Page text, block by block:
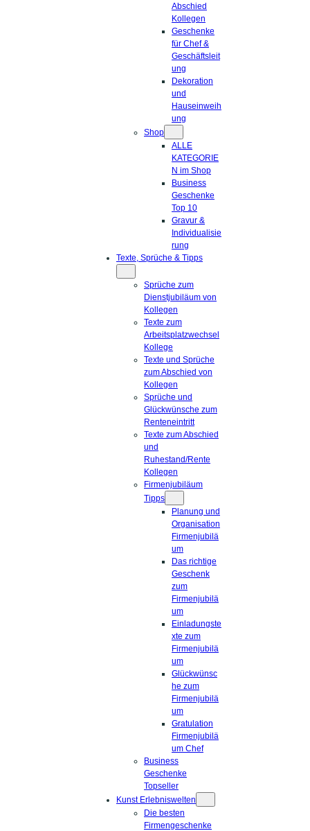
Abschied
Kollegen
Geschenke
für Chef &
Geschäftsleit
ung
Dekoration
und
Hauseinweih
ung
Shop
ALLE
KATEGORIE
N im Shop
Business
Geschenke
Top 10
Gravur &
Individualisie
rung
Texte, Sprüche & Tipps
Sprüche zum
Dienstjubiläum von
Kollegen
Texte zum
Arbeitsplatzwechsel
Kollege
Texte und Sprüche
zum Abschied von
Kollegen
Sprüche und
Glückwünsche zum
Renteneintritt
Texte zum Abschied
und
Ruhestand/Rente
Kollegen
Firmenjubiläum
Tipps
Planung und
Organisation
Firmenjubilä
um
Das richtige
Geschenk
zum
Firmenjubilä
um
Einladungste
xte zum
Firmenjubilä
um
Glückwünsc
he zum
Firmenjubilä
um
Gratulation
Firmenjubilä
um Chef
Business
Geschenke
Topseller
Kunst Erlebniswelten
Die besten
Firmengeschenke